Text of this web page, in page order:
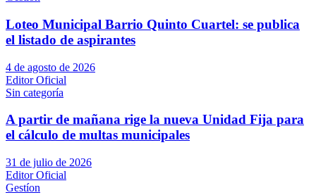
Loteo Municipal Barrio Quinto Cuartel: se publica
el listado de aspirantes
4 de agosto de 2026
Editor Oficial
Sin categoría
A partir de mañana rige la nueva Unidad Fija para
el cálculo de multas municipales
31 de julio de 2026
Editor Oficial
Gestíon